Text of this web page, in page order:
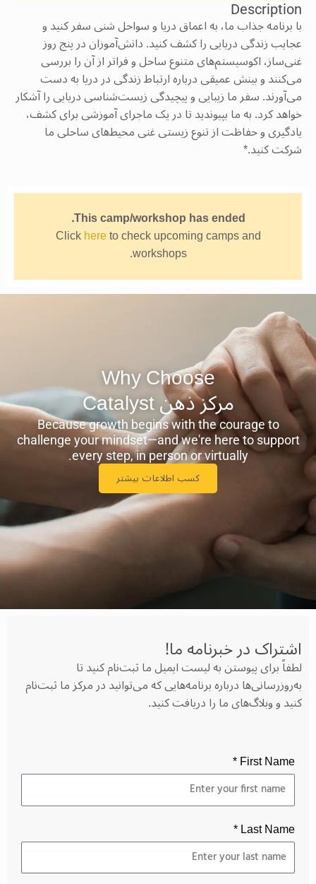
Description
با برنامه جذاب ما، به اعماق دریا و سواحل شنی سفر کنید و
عجایب زندگی دریایی را کشف کنید. دانش‌آموزان در پنج روز
غنی‌ساز، اکوسیستم‌های متنوع ساحل و فراتر از آن را بررسی
می‌کنند و بینش عمیقی درباره ارتباط زندگی در دریا به دست
می‌آورند. سفر ما زیبایی و پیچیدگی زیست‌شناسی دریایی را آشکار
خواهد کرد. به ما بپیوندید تا در یک ماجرای آموزشی برای کشف،
یادگیری و حفاظت از تنوع زیستی غنی محیط‌های ساحلی ما
شرکت کنید.*
This camp/workshop has ended.
Clickhereto check upcoming camps and
workshops.
Why Choose
مرکز ذهن ‫Catalyst
Because growth begins with the courage to
challenge your mindset—and we're here to support
every step, in person or virtually.
کسب اطلاعات بیشتر
اشتراک در خبرنامه‌ ما!
لطفاً برای پیوستن به لیست ایمیل ما ثبت‌نام کنید تا
به‌روزرسانی‌ها درباره برنامه‌هایی که می‌توانید در مرکز ما ثبت‌نام
کنید و وبلاگ‌های ما را دریافت کنید.
First Name *
Last Name *